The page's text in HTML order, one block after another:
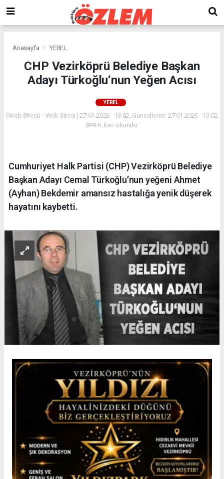
Anasayfa YEREL
CHP Vezirköprü Belediye Başkan
Adayı Türkoğlu‘nun Yeğen Acısı
YEREL
(Web Sitesi) - Web Sitesi | 27.01.2026 - 13:02, Güncelleme: 27.01.2026 - 13:02
8994+ kez okundu.
Cumhuriyet Halk Partisi (CHP) Vezirköprü Belediye
Başkan Adayı Cemal Türkoğlu’nun yeğeni Ahmet
(Ayhan) Bekdemir amansız hastalığa yenik düşerek
hayatını kaybetti.